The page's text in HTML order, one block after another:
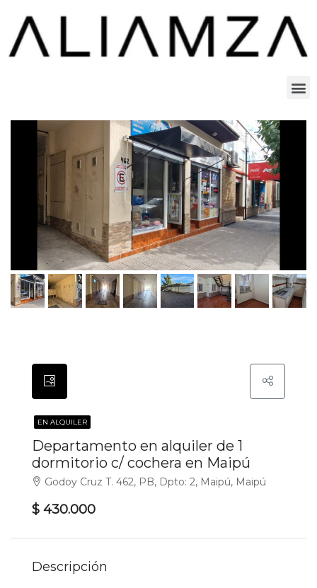
EN ALQUILER
Departamento en alquiler de 1
dormitorio c/ cochera en Maipú
Godoy Cruz T. 462, PB, Dpto: 2, Maipú, Maipú
$ 430.000
Descripción